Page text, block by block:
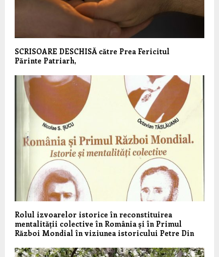
SCRISOARE DESCHISĂ către Prea Fericitul
Părinte Patriarh,
Rolul izvoarelor istorice în reconstituirea
mentalității colective în România și în Primul
Război Mondial în viziunea istoricului Petre Din